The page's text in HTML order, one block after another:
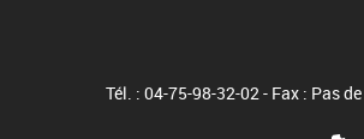
Tél. : 04-75-98-32-02 - Fax : Pas